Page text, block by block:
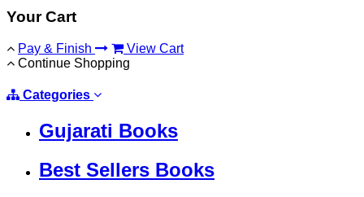
Your Cart
Pay & Finish
View Cart
Continue Shopping
Categories
Gujarati Books
Best Sellers Books